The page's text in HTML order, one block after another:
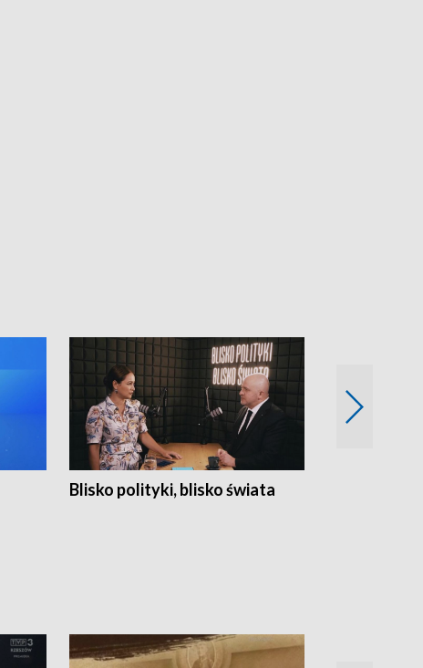
Blisko polityki, blisko świata